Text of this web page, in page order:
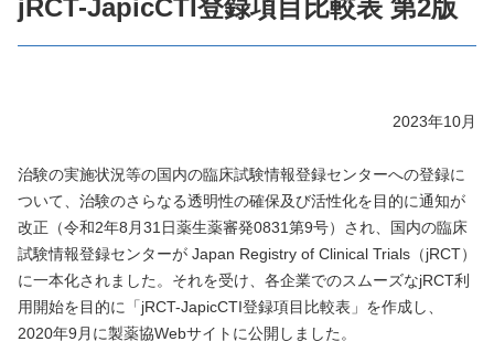
jRCT-JapicCTI登録項目比較表 第2版
2023年10月
治験の実施状況等の国内の臨床試験情報登録センターへの登録に
ついて、治験のさらなる透明性の確保及び活性化を目的に通知が
改正（令和2年8月31日薬生薬審発0831第9号）され、国内の臨床
試験情報登録センターが Japan Registry of Clinical Trials（jRCT）
に一本化されました。それを受け、各企業でのスムーズなjRCT利
用開始を目的に「jRCT-JapicCTI登録項目比較表」を作成し、
2020年9月に製薬協Webサイトに公開しました。